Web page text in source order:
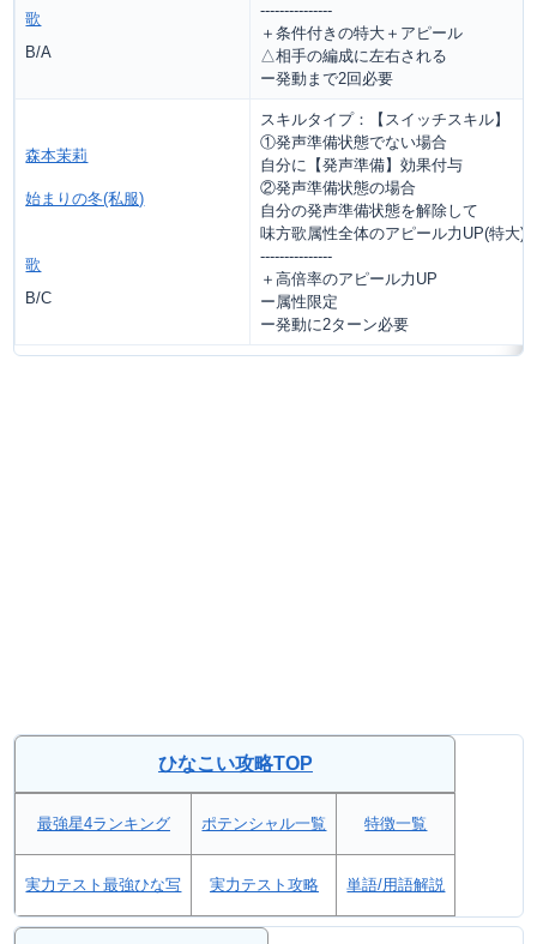
歌
B/A
---------------
＋条件付きの特大＋アピール
△相手の編成に左右される
ー発動まで2回必要
森本茉莉
始まりの冬(私服)
歌
B/C
スキルタイプ：【スイッチスキル】
①発声準備状態でない場合
自分に【発声準備】効果付与
②発声準備状態の場合
自分の発声準備状態を解除して
味方歌属性全体のアピール力UP(特大)
---------------
＋高倍率のアピール力UP
ー属性限定
ー発動に2ターン必要
ひなこい攻略TOP
最強星4ランキング ポテンシャル一覧 特徴一覧
実力テスト最強ひな写 実力テスト攻略 単語/用語解説